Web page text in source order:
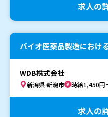
求人の
バイオ医薬品製造におけ
WDB株式会社
新潟県 新潟市 時給1,450円
求人の